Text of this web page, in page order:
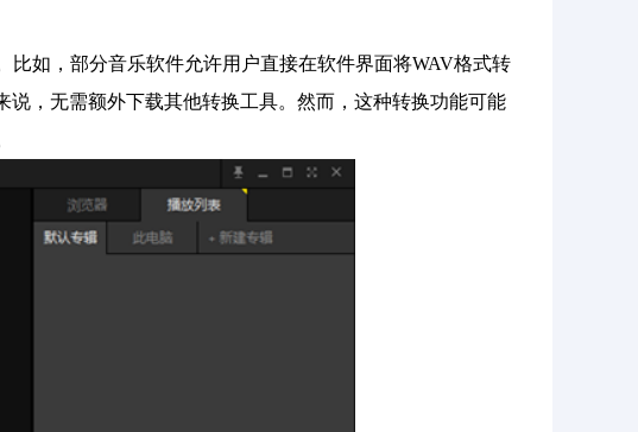
如，部分音乐软件允许用户直接在软件界面将WAV格式转
，无需额外下载其他转换工具。然而，这种转换功能可能